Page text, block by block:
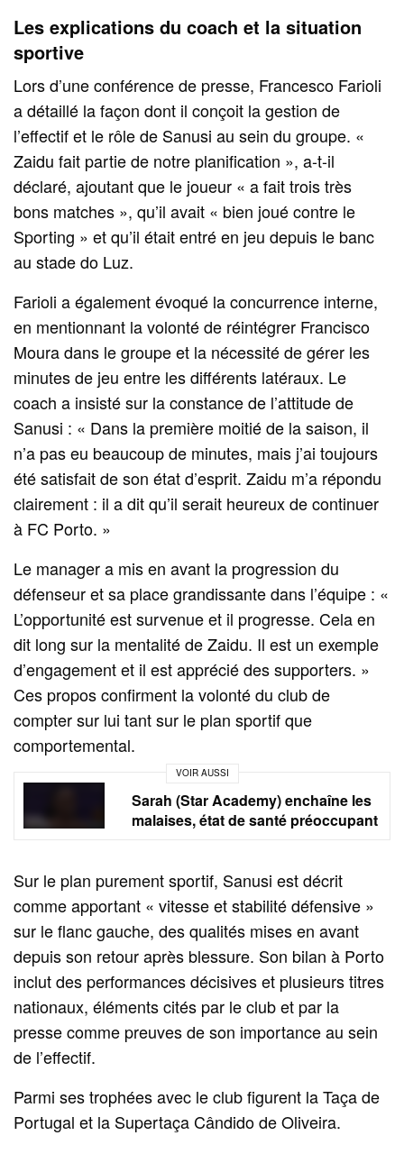
Les explications du coach et la situation
sportive
Lors d’une conférence de presse, Francesco Farioli
a détaillé la façon dont il conçoit la gestion de
l’effectif et le rôle de Sanusi au sein du groupe. «
Zaidu fait partie de notre planification », a-t-il
déclaré, ajoutant que le joueur « a fait trois très
bons matches », qu’il avait « bien joué contre le
Sporting » et qu’il était entré en jeu depuis le banc
au stade do Luz.
Farioli a également évoqué la concurrence interne,
en mentionnant la volonté de réintégrer Francisco
Moura dans le groupe et la nécessité de gérer les
minutes de jeu entre les différents latéraux. Le
coach a insisté sur la constance de l’attitude de
Sanusi : « Dans la première moitié de la saison, il
n’a pas eu beaucoup de minutes, mais j’ai toujours
été satisfait de son état d’esprit. Zaidu m’a répondu
clairement : il a dit qu’il serait heureux de continuer
à FC Porto. »
Le manager a mis en avant la progression du
défenseur et sa place grandissante dans l’équipe : «
L’opportunité est survenue et il progresse. Cela en
dit long sur la mentalité de Zaidu. Il est un exemple
d’engagement et il est apprécié des supporters. »
Ces propos confirment la volonté du club de
compter sur lui tant sur le plan sportif que
comportemental.
VOIR AUSSI
Sarah (Star Academy) enchaîne les
malaises, état de santé préoccupant
Sur le plan purement sportif, Sanusi est décrit
comme apportant « vitesse et stabilité défensive »
sur le flanc gauche, des qualités mises en avant
depuis son retour après blessure. Son bilan à Porto
inclut des performances décisives et plusieurs titres
nationaux, éléments cités par le club et par la
presse comme preuves de son importance au sein
de l’effectif.
Parmi ses trophées avec le club figurent la Taça de
Portugal et la Supertaça Cândido de Oliveira.